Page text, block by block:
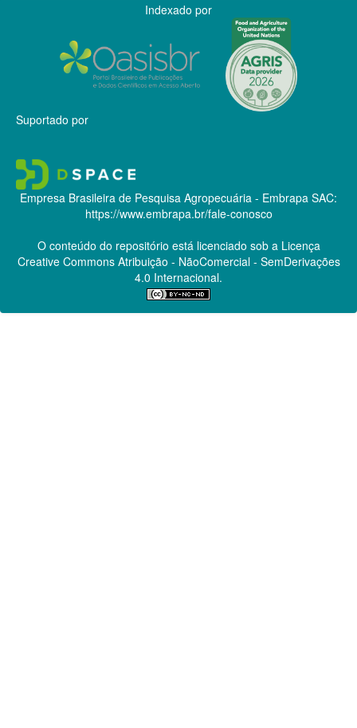
Indexado por
Suportado por
Empresa Brasileira de Pesquisa Agropecuária - Embrapa SAC:
https://www.embrapa.br/fale-conosco
O conteúdo do repositório está licenciado sob a Licença
Creative CommonsAtribuição - NãoComercial - SemDerivações
4.0 Internacional.